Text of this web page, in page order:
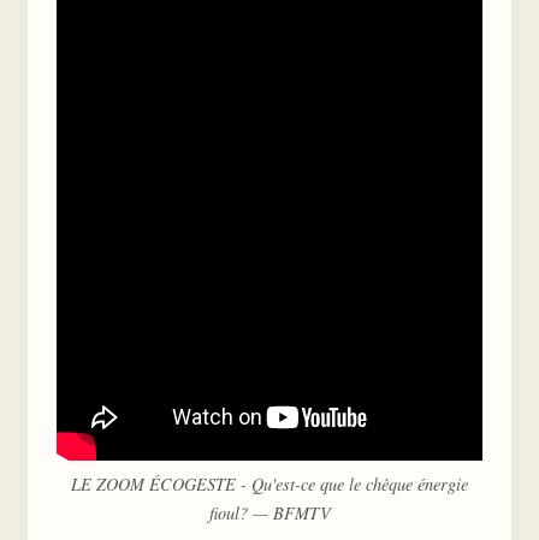
LE ZOOM ÉCOGESTE - Qu'est-ce que le chèque énergie
fioul? — BFMTV